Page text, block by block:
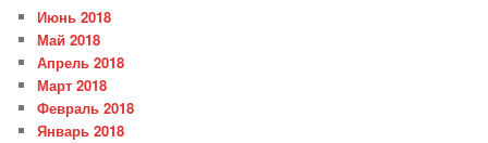
Июнь 2018
Май 2018
Апрель 2018
Март 2018
Февраль 2018
Январь 2018